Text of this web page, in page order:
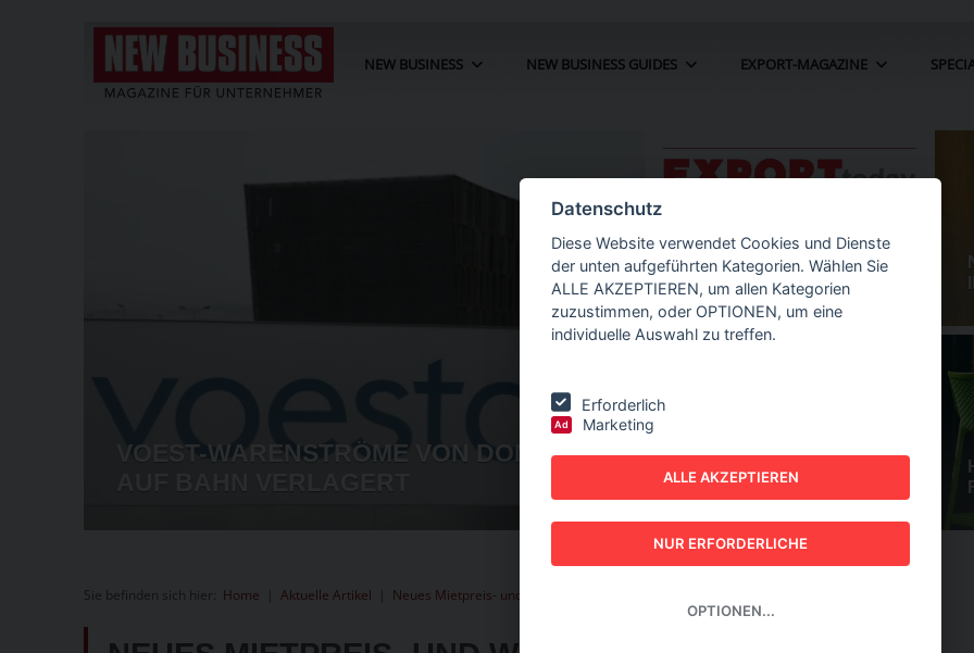
NEW BUSINESS NEW BUSINESS GUIDES EXPORT-MAGAZINE
PROZESS ZU WARNER-ÜBERNAHME
ERST IM MÄRZ
GUIDES - AUTOMATION
GUIDE 2026
Sie befinden sich hier: Home Aktuelle Artikel Neues Mietpreis- und Wohnpaket stößt auf Gegenwind
Datenschutz
Diese Website verwendet Cookies und Dienste
der unten aufgeführten Kategorien. Wählen Sie
ALLE AKZEPTIEREN, um allen Kategorien
zuzustimmen, oder OPTIONEN, um eine
individuelle Auswahl zu treffen.
Erforderlich
Ad Marketing
ALLE AKZEPTIEREN
NUR ERFORDERLICHE
OPTIONEN...